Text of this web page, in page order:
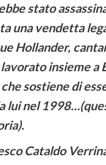
stato
una vendetta
Hollander,
insieme a
che sostiene di
lui nel
Cataldo